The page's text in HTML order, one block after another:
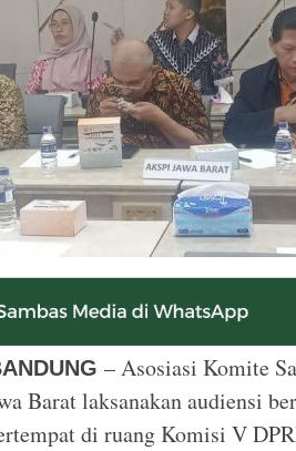
– Asosiasi Komite
Barat laksanakan audiensi
di ruang Komisi V